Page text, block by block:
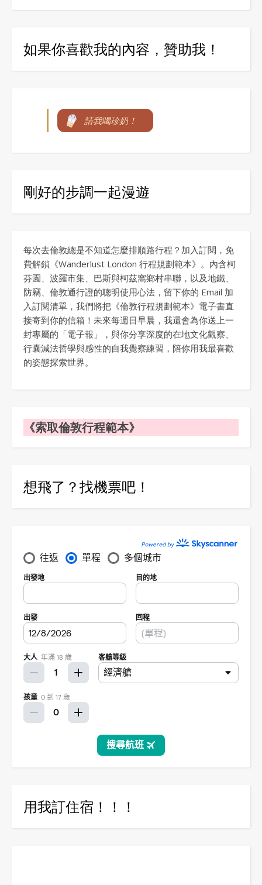
如果你喜歡我的內容，贊助我！
請我喝珍奶！
剛好的步調一起漫遊
每次去倫敦總是不知道怎麼排順路行程？加入訂閱，免
費解鎖《Wanderlust London 行程規劃範本》。內含柯
芬園、波羅市集、巴斯與柯茲窩鄉村串聯，以及地鐵、
防竊、倫敦通行證的聰明使用心法，留下你的 Email 加
入訂閱清單，我們將把《倫敦行程規劃範本》電子書直
接寄到你的信箱！未來每週日早晨，我還會為你送上一
封專屬的「電子報」，與你分享深度的在地文化觀察、
行囊減法哲學與感性的自我覺察練習，陪你用我最喜歡
的姿態探索世界。
《索取倫敦行程範本》
想飛了？找機票吧！
用我訂住宿！！！